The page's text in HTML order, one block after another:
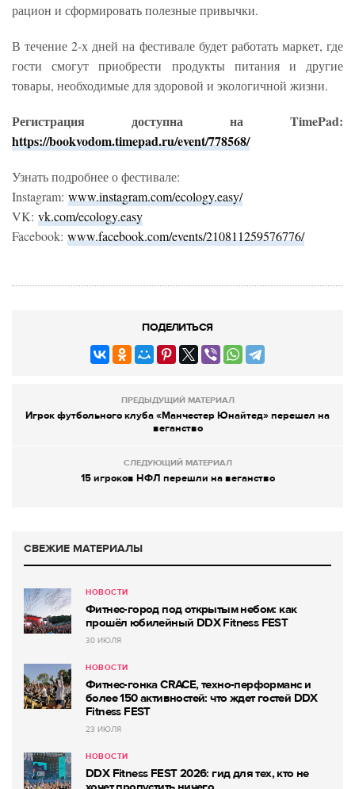
рацион и сформировать полезные привычки.
В течение 2-х дней на фестивале будет работать маркет, где
гости смогут приобрести продукты питания и другие
товары, необходимые для здоровой и экологичной жизни.
Регистрация доступна на TimePad:
https://bookvodom.timepad.ru/event/778568/
Узнать подробнее о фестивале:
Instagram: www.instagram.com/ecology.easy/
VK: vk.com/ecology.easy
Facebook: www.facebook.com/events/210811259576776/
ПОДЕЛИТЬСЯ
ПРЕДЫДУЩИЙ МАТЕРИАЛ
Игрок футбольного клуба «Манчестер Юнайтед» перешел на
веганство
СЛЕДУЮЩИЙ МАТЕРИАЛ
15 игроков НФЛ перешли на веганство
СВЕЖИЕ МАТЕРИАЛЫ
НОВОСТИ
Фитнес-город под открытым небом: как
прошёл юбилейный DDX Fitness FEST
30 ИЮЛЯ
НОВОСТИ
Фитнес-гонка CRACE, техно-перформанс и
более 150 активностей: что ждет гостей DDX
Fitness FEST
23 ИЮЛЯ
НОВОСТИ
DDX Fitness FEST 2026: гид для тех, кто не